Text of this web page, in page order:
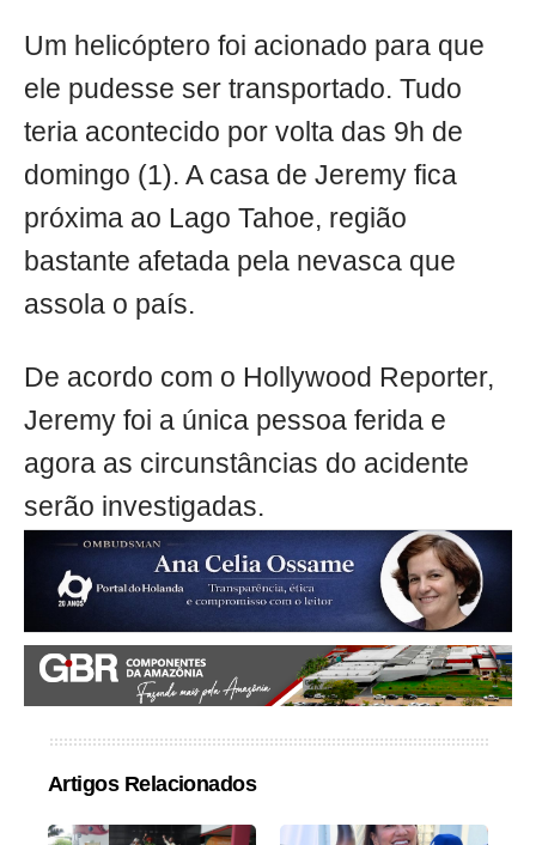
Um helicóptero foi acionado para que
ele pudesse ser transportado. Tudo
teria acontecido por volta das 9h de
domingo (1). A casa de Jeremy fica
próxima ao Lago Tahoe, região
bastante afetada pela nevasca que
assola o país.
De acordo com o Hollywood Reporter,
Jeremy foi a única pessoa ferida e
agora as circunstâncias do acidente
serão investigadas.
Artigos Relacionados